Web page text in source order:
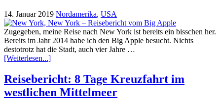
14. Januar 2019 Nordamerika, USA
Zugegeben, meine Reise nach New York ist bereits ein bisschen her.
Bereits im Jahr 2014 habe ich den Big Apple besucht. Nichts
destotrotz hat die Stadt, auch vier Jahre …
[Weiterlesen...]
Reisebericht: 8 Tage Kreuzfahrt im
westlichen Mittelmeer